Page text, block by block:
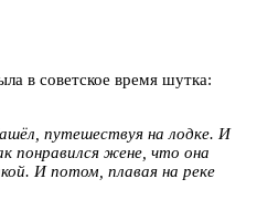
в советское время шутка:
путешествуя на лодке. И
понравился жене, что она
И потом, плавая на реке